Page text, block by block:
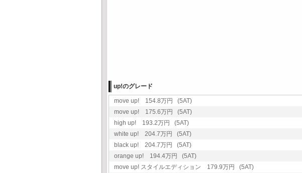
up!のグレード
move up! 154.8万円 (5AT)
move up! 175.6万円 (5AT)
high up! 193.2万円 (5AT)
white up! 204.7万円 (5AT)
black up! 204.7万円 (5AT)
orange up! 194.4万円 (5AT)
move up! スタイルエディション 179.9万円 (5AT)